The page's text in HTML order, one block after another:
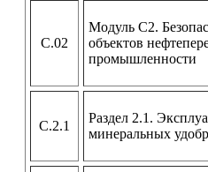
С.02
Модуль С2.
объектов
промышленности
С.2.1
Раздел 2.1.
минеральных